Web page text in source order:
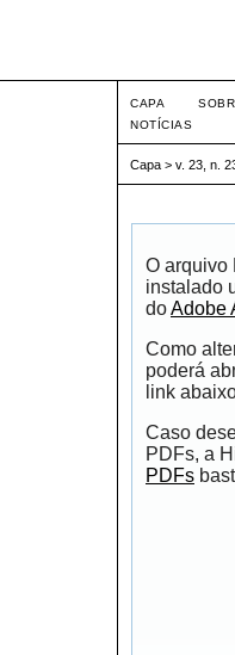
CAPA
NOTÍCIAS
Capa > v. 23, n.
O arquivo
instalado
doAdobe
Como
poderá
link
Caso
PDFs, a
PDFs